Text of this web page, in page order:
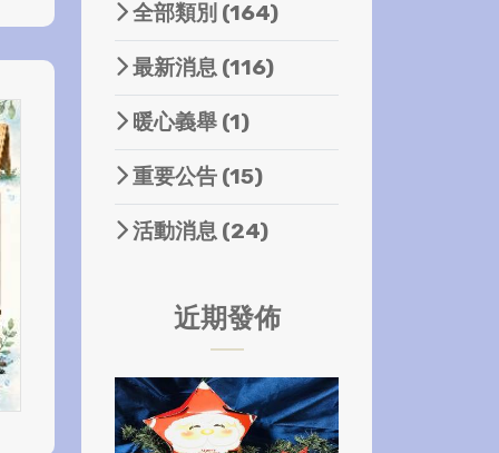
全部類別 (164)
最新消息 (116)
暖心義舉 (1)
重要公告 (15)
活動消息 (24)
近期發佈